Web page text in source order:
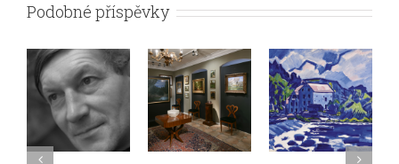
Podobné příspěvky